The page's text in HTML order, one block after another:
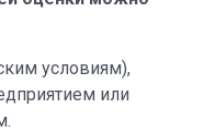
условиям),
или